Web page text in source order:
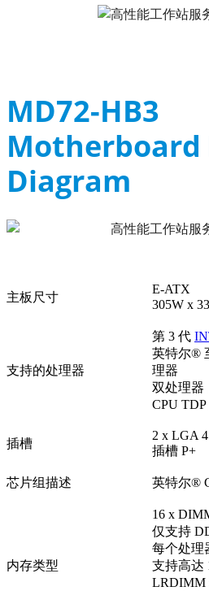
MD72-HB3
Motherboard
Diagram
主板尺寸
E-ATX
305W x
支持的处理器
第 3 代
英特尔®
理器
双处理器
CPU
插槽
2 x LGA
插槽 P+
芯片组描述 英特尔®
内存类型
16 x
仅支持
每个处理
支持高达
LRDIMM